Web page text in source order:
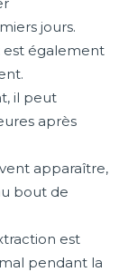
jours.
est également
il peut
après
apparaître,
bout de
est
pendant la